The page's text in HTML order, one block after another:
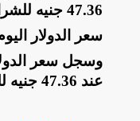
47.36 جنيه للشراء و47.46 جنيه للبيع
سعر الدولار
وسجل سعر
عند 47.36 جنيه للشراء 47.46 على جنيها للبيع